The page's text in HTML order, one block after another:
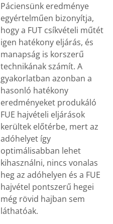
Páciensünk eredménye
egyértelműen bizonyítja,
hogy a FUT csíkvételi műtét
igen hatékony eljárás, és
manapság is korszerű
technikának számít. A
gyakorlatban azonban a
hasonló hatékony
eredményeket produkáló
FUE hajvételi eljárások
kerültek előtérbe, mert az
adóhelyet így
optimálisabban lehet
kihasználni, nincs vonalas
heg az adóhelyen és a FUE
hajvétel pontszerű hegei
még rövid hajban sem
láthatóak.